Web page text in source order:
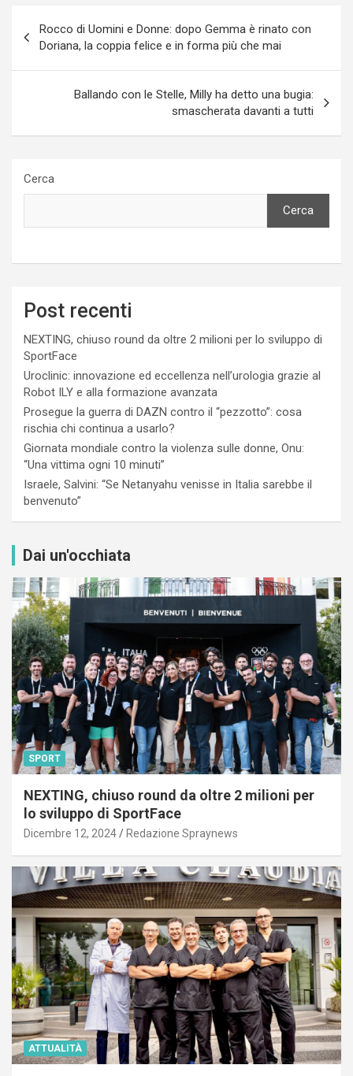
articoli
Rocco di Uomini e Donne: dopo Gemma è rinato con
Doriana, la coppia felice e in forma più che mai
Ballando con le Stelle, Milly ha detto una bugia:
smascherata davanti a tutti
Cerca
Cerca
Post recenti
NEXTING, chiuso round da oltre 2 milioni per lo sviluppo di
SportFace
Uroclinic: innovazione ed eccellenza nell’urologia grazie al
Robot ILY e alla formazione avanzata
Prosegue la guerra di DAZN contro il “pezzotto”: cosa
rischia chi continua a usarlo?
Giornata mondiale contro la violenza sulle donne, Onu:
“Una vittima ogni 10 minuti”
Israele, Salvini: “Se Netanyahu venisse in Italia sarebbe il
benvenuto”
Dai un'occhiata
SPORT
NEXTING, chiuso round da oltre 2 milioni per
lo sviluppo di SportFace
Dicembre 12, 2024 Redazione Spraynews
ATTUALITÀ